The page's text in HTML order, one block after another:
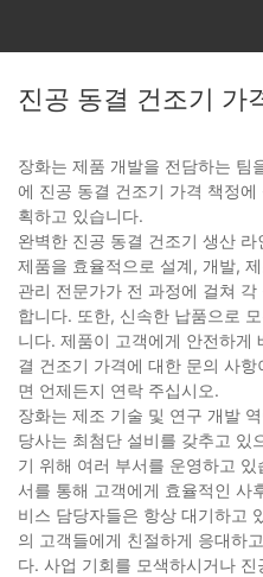
진공 동결 건조기 가
장화는 제품 개발을 전담하는 팀
에 진공 동결 건조기 가격 책정
획하고 있습니다.
완벽한 진공 동결 건조기 생산
제품을 효율적으로 설계, 개발,
관리 전문가가 전 과정에 걸쳐
합니다. 또한, 신속한 납품으로
니다. 제품이 고객에게 안전하게
결 건조기 가격에 대한 문의 사
면 언제든지 연락 주십시오.
장화는 제조 기술 및 연구 개발
당사는 최첨단 설비를 갖추고 있
기 위해 여러 부서를 운영하고
서를 통해 고객에게 효율적인 사
비스 담당자들은 항상 대기하고
의 고객들에게 친절하게 응대하
다. 사업 기회를 모색하시거나